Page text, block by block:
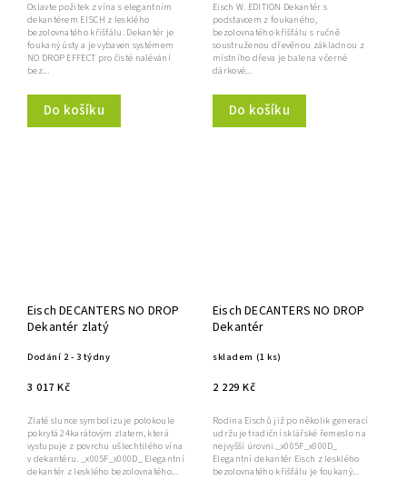
Do košíku
Oslavte požitek z vína s elegantním
dekantérem EISCH z lesklého
bezolovnatého křišťálu. Dekantér je
foukaný ústy a je vybaven systémem
NO DROP EFFECT pro čisté nalévání
bez...
Do košíku
Eisch W. EDITION Dekantér s
podstavcem z foukaného,
bezolovnatého křišťálu s ručně
soustruženou dřevěnou základnou z
místního dřeva je balena v černé
dárkové...
Eisch DECANTERS NO DROP
Dekantér zlatý
Dodání 2 - 3 týdny
3 017 Kč
Zlaté slunce symbolizuje polokoule
pokrytá 24karátovým zlatem, která
vystupuje z povrchu ušlechtilého vína
v dekantéru. _x005F_x000D_ Elegantní
dekantér z lesklého bezolovnatého...
Eisch DECANTERS NO DROP
Dekantér
skladem (1 ks)
2 229 Kč
Rodina Eischů již po několik generací
udržuje tradiční sklářské řemeslo na
nejvyšší úrovni._x005F_x000D_
Elegantní dekantér Eisch z lesklého
bezolovnatého křišťálu je foukaný...